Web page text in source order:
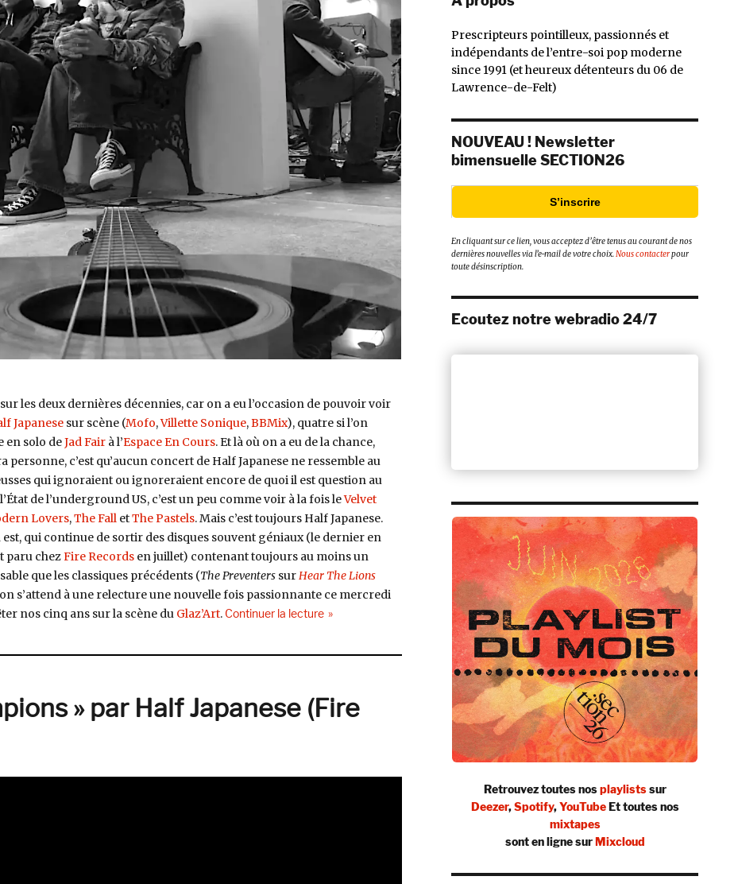
les deux dernières décennies, car on a eu l’occasion de pouvoir voir
Japanesesur scène (Mofo,Villette Sonique,BBMix), quatre si l’on
en solo deJad Fairà l’Espace En Cours. Et là où on a eu de la chance,
personne, c’est qu’aucun concert de Half Japanese ne ressemble au
qui ignoraient ou ignoreraient encore de quoi il est question au
de l’underground US, c’est un peu comme voir à la fois leVelvet
Lovers,The FalletThe Pastels. Mais c’est toujours Half Japanese.
est, qui continue de sortir des disques souvent géniaux (le dernier en
paru chezFire Recordsen juillet) contenant toujours au moins un
que les classiques précédents (The PreventerssurHear The Lions
s’attend à une relecture une nouvelle fois passionnante ce mercredi
nos cinq ans sur la scène du Glaz’Art. Continuer la lecturede « Half Japanese : The Band That Would Be King »
» par Half Japanese (Fire
Prescripteurs pointilleux, passionnés et
indépendants de l’entre-soi pop moderne
since 1991 (et heureux détenteurs du 06 de
Lawrence-de-Felt)
NOUVEAU ! Newsletter
bimensuelle SECTION26
S’inscrire
En cliquant sur ce lien, vous acceptez d’être tenus au courant de nos
dernières nouvelles via l’e-mail de votre choix.Nous contacterpour
toute désinscription.
Ecoutez notre webradio 24/7
Retrouvez toutes nosplaylistssur
Deezer,Spotify,YouTubeEt toutes nos
mixtapes
sont en ligne surMixcloud